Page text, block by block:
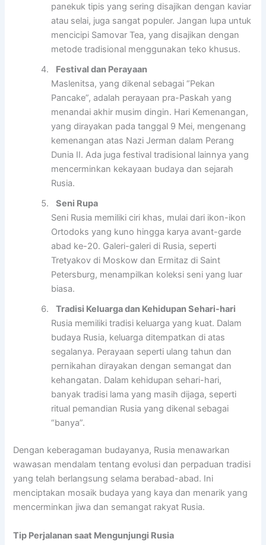
panekuk tipis yang sering disajikan dengan kaviar
atau selai, juga sangat populer. Jangan lupa untuk
mencicipi Samovar Tea, yang disajikan dengan
metode tradisional menggunakan teko khusus.
Festival dan Perayaan
Maslenitsa, yang dikenal sebagai “Pekan
Pancake”, adalah perayaan pra-Paskah yang
menandai akhir musim dingin. Hari Kemenangan,
yang dirayakan pada tanggal 9 Mei, mengenang
kemenangan atas Nazi Jerman dalam Perang
Dunia II. Ada juga festival tradisional lainnya yang
mencerminkan kekayaan budaya dan sejarah
Rusia.
Seni Rupa
Seni Rusia memiliki ciri khas, mulai dari ikon-ikon
Ortodoks yang kuno hingga karya avant-garde
abad ke-20. Galeri-galeri di Rusia, seperti
Tretyakov di Moskow dan Ermitaz di Saint
Petersburg, menampilkan koleksi seni yang luar
biasa.
Tradisi Keluarga dan Kehidupan Sehari-hari
Rusia memiliki tradisi keluarga yang kuat. Dalam
budaya Rusia, keluarga ditempatkan di atas
segalanya. Perayaan seperti ulang tahun dan
pernikahan dirayakan dengan semangat dan
kehangatan. Dalam kehidupan sehari-hari,
banyak tradisi lama yang masih dijaga, seperti
ritual pemandian Rusia yang dikenal sebagai
“banya”.
Dengan keberagaman budayanya, Rusia menawarkan
wawasan mendalam tentang evolusi dan perpaduan tradisi
yang telah berlangsung selama berabad-abad. Ini
menciptakan mosaik budaya yang kaya dan menarik yang
mencerminkan jiwa dan semangat rakyat Rusia.
Tip Perjalanan saat Mengunjungi Rusia